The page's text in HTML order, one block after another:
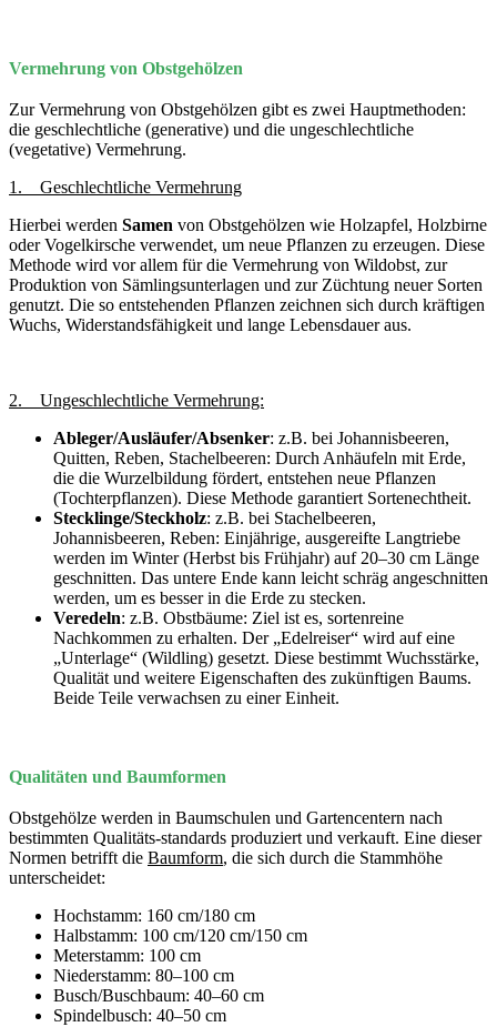
Vermehrung von Obstgehölzen
Zur Vermehrung von Obstgehölzen gibt es zwei Hauptmethoden:
die geschlechtliche (generative) und die ungeschlechtliche
(vegetative) Vermehrung.
1. Geschlechtliche Vermehrung
Hierbei werden Samen von Obstgehölzen wie Holzapfel, Holzbirne
oder Vogelkirsche verwendet, um neue Pflanzen zu erzeugen. Diese
Methode wird vor allem für die Vermehrung von Wildobst, zur
Produktion von Sämlingsunterlagen und zur Züchtung neuer Sorten
genutzt. Die so entstehenden Pflanzen zeichnen sich durch kräftigen
Wuchs, Widerstandsfähigkeit und lange Lebensdauer aus.
2. Ungeschlechtliche Vermehrung:
Ableger/Ausläufer/Absenker: z.B. bei Johannisbeeren,
Quitten, Reben, Stachelbeeren: Durch Anhäufeln mit Erde,
die die Wurzelbildung fördert, entstehen neue Pflanzen
(Tochterpflanzen). Diese Methode garantiert Sortenechtheit.
Stecklinge/Steckholz: z.B. bei Stachelbeeren,
Johannisbeeren, Reben: Einjährige, ausgereifte Langtriebe
werden im Winter (Herbst bis Frühjahr) auf 20–30 cm Länge
geschnitten. Das untere Ende kann leicht schräg angeschnitten
werden, um es besser in die Erde zu stecken.
Veredeln: z.B. Obstbäume: Ziel ist es, sortenreine
Nachkommen zu erhalten. Der „Edelreiser“ wird auf eine
„Unterlage“ (Wildling) gesetzt. Diese bestimmt Wuchsstärke,
Qualität und weitere Eigenschaften des zukünftigen Baums.
Beide Teile verwachsen zu einer Einheit.
Qualitäten und Baumformen
Obstgehölze werden in Baumschulen und Gartencentern nach
bestimmten Qualitäts-standards produziert und verkauft. Eine dieser
Normen betrifft die Baumform, die sich durch die Stammhöhe
unterscheidet:
Hochstamm: 160 cm/180 cm
Halbstamm: 100 cm/120 cm/150 cm
Meterstamm: 100 cm
Niederstamm: 80–100 cm
Busch/Buschbaum: 40–60 cm
Spindelbusch: 40–50 cm